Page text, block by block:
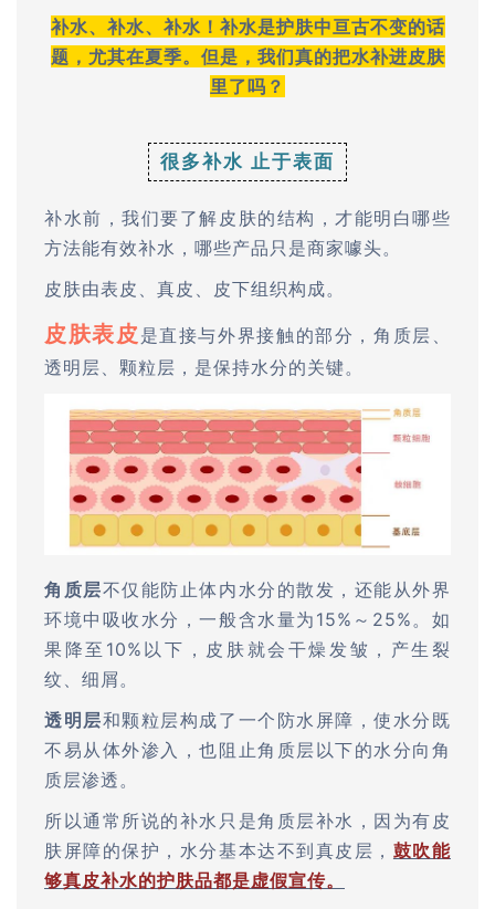
补水、补水、补水！补水是护肤中亘古不变的话
题，尤其在夏季。但是，我们真的把水补进皮肤
里了吗？
很多补水 止于表面
补水前，我们要了解皮肤的结构，才能明白哪些
方法能有效补水，哪些产品只是商家噱头。
皮肤由表皮、真皮、皮下组织构成。
皮肤表皮 是直接与外界接触的部分，角质层、
透明层、颗粒层，是保持水分的关键。
角质层不仅能防止体内水分的散发，还能从外界
环境中吸收水分，一般含水量为15%～25%。如
果降至10%以下，皮肤就会干燥发皱，产生裂
纹、细屑。
透明层和颗粒层构成了一个防水屏障，使水分既
不易从体外渗入，也阻止角质层以下的水分向角
质层渗透。
所以通常所说的补水只是角质层补水，因为有皮
肤屏障的保护，水分基本达不到真皮层， 鼓吹能
够真皮补水的护肤品都是虚假宣传。